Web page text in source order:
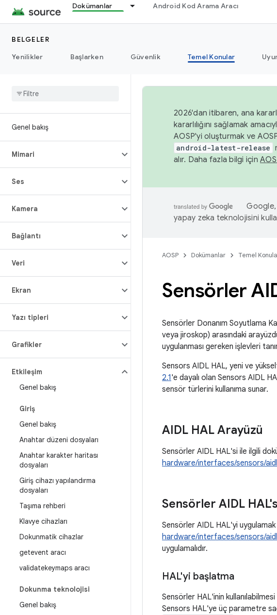
Dokümanlar Android Kod Arama Aracı
BELGELER
Yenilikler
Başlarken Güvenlik Temel Konular
Genel bakış
Mimari
Ses
Kamera
Bağlantı
Veri
Ekran
Yazı tipleri
Grafikler
Etkileşim
Genel bakış
Giriş
Genel bakış
Anahtar düzeni dosyaları
Anahtar karakter haritası
dosyaları
Giriş cihazı yapılandırma
dosyaları
Taşıma rehberi
Klavye cihazları
Dokunmatik cihazlar
getevent aracı
validatekeymaps aracı
Dokunma teknolojisi
Genel bakış
2026'dan itibaren, ana
kararlılığını sağlamak
AOSP'yi oluşturmak ve
android-latest-release
alır. Daha fazla bilgi için
yapay zeka teknolojisini
AOSP Dokümanlar Temel
Sensörler
Sensörler Donanım Soyutlama
veya jiroskop) arasındaki
uygulanması gereken işlevleri
Sensors AIDL HAL, yeni ve
2.1'e dayalı olan Sensors AIDL
sensör türlerini kullanıma sunar.
AIDL HAL Arayüzü
Sensörler AIDL HAL'si ile ilgili
hardware/interfaces/sensors/
Sensörler AIDL
Sensörler AIDL HAL'yi
hardware/interfaces/sensors/
uygulamalıdır.
HAL'yi başlatma
Sensörler HAL'inin
Sensors HAL'ye üç parametre